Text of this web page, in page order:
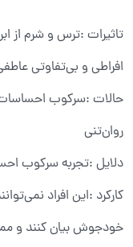
تاثیرات :ترس و شرم از
افراطی و بی‌تفاوتی
حالات :سرکوب
روان‌تنی
دلایل :تجربه سرکوب
کارکرد :این افراد
خودجوش بیان کنند و